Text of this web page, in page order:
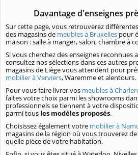
Davantage d'enseignes
Sur cette page, vous retrouverez
des magasins de meubles à Bruxelles pour
maison : salle à manger, salon, chambre à
Si vous cherchez des enseignes reconnues
consultez nos sélections dans ces autres
magasins de Liège vous attendent pour
mobilier à Verviers, Waremme et alentours.
Pour vous faire livrer vos meubles à
faites votre choix parmi les showrooms
professionnels se tiennent à votre
parmi tous les modèles proposés.
Choisissez également votre mobilier à
magasins de la région où vous trouverez
quelle pièce de votre habitation.